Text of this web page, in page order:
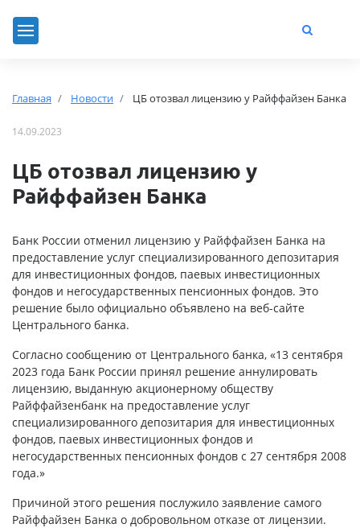
Главная Новости ЦБ отозвал лицензию у Райффайзен Банка
14.09.2023
ЦБ отозвал лицензию у
Райффайзен Банка
Банк России отменил лицензию у Райффайзен Банка на
предоставление услуг специализированного депозитария
для инвестиционных фондов, паевых инвестиционных
фондов и негосударственных пенсионных фондов. Это
решение было официально объявлено на веб-сайте
Центрального банка.
Согласно сообщению от Центрального банка, «13 сентября
2023 года Банк России принял решение аннулировать
лицензию, выданную акционерному обществу
Райффайзенбанк на предоставление услуг
специализированного депозитария для инвестиционных
фондов, паевых инвестиционных фондов и
негосударственных пенсионных фондов с 27 сентября 2008
года.»
Причиной этого решения послужило заявление самого
Райффайзен Банка о добровольном отказе от лицензии.